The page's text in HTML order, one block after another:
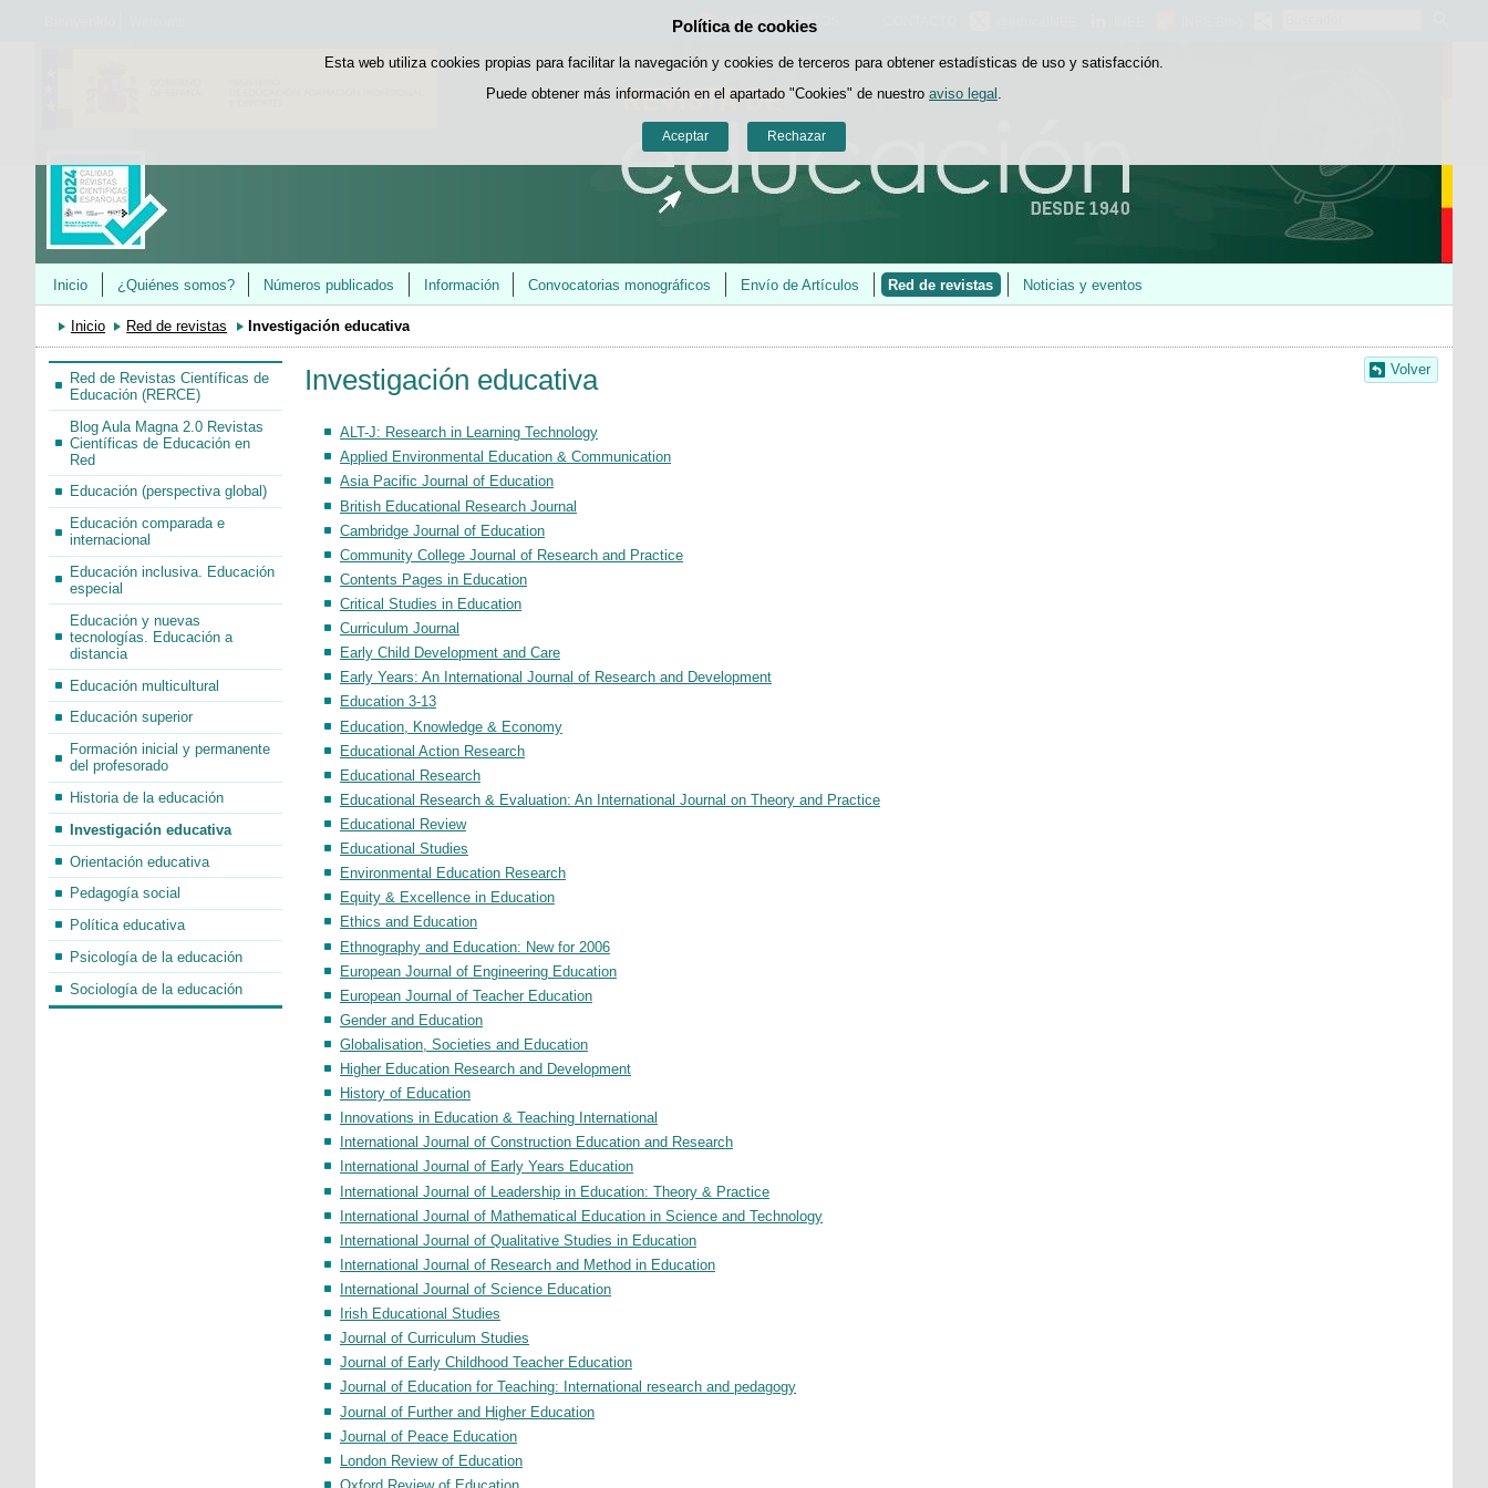
Política de cookies
Esta web utiliza cookies propias para facilitar la navegación y cookies de terceros para obtener estadísticas de uso y satisfacción.
Puede obtener más información en el apartado "Cookies" de nuestro aviso legal
Aceptar Rechazar
Saltar al contenido
BASES DE DATOS
Inicio ¿Quiénes somos? Números publicados Información Convocatorias monográficos Envío de Artículos Red de revistas Noticias y eventos
Inicio Red de revistas Investigación educativa
Red de Revistas Científicas de
Educación (RERCE)
Blog Aula Magna 2.0 Revistas
Científicas de Educación en
Red
Educación (perspectiva global)
Educación comparada e
internacional
Educación inclusiva. Educación
especial
Educación y nuevas
tecnologías. Educación a
distancia
Educación multicultural
Educación superior
Formación inicial y permanente
del profesorado
Historia de la educación
Investigación educativa
Orientación educativa
Pedagogía social
Política educativa
Psicología de la educación
Sociología de la educación
Volver
Investigación educativa
ALT-J: Research in Learning Technology
Applied Environmental Education & Communication
Asia Pacific Journal of Education
British Educational Research Journal
Cambridge Journal of Education
Community College Journal of Research and Practice
Contents Pages in Education
Critical Studies in Education
Curriculum Journal
Early Child Development and Care
Early Years: An International Journal of Research and Development
Education 3-13
Education, Knowledge & Economy
Educational Action Research
Educational Research
Educational Research & Evaluation: An International Journal on Theory and Practice
Educational Review
Educational Studies
Environmental Education Research
Equity & Excellence in Education
Ethics and Education
Ethnography and Education: New for 2006
European Journal of Engineering Education
European Journal of Teacher Education
Gender and Education
Globalisation, Societies and Education
Higher Education Research and Development
History of Education
Innovations in Education & Teaching International
International Journal of Construction Education and Research
International Journal of Early Years Education
International Journal of Leadership in Education: Theory & Practice
International Journal of Mathematical Education in Science and Technology
International Journal of Qualitative Studies in Education
International Journal of Research and Method in Education
International Journal of Science Education
Irish Educational Studies
Journal of Curriculum Studies
Journal of Early Childhood Teacher Education
Journal of Education for Teaching: International research and pedagogy
Journal of Further and Higher Education
Journal of Peace Education
London Review of Education